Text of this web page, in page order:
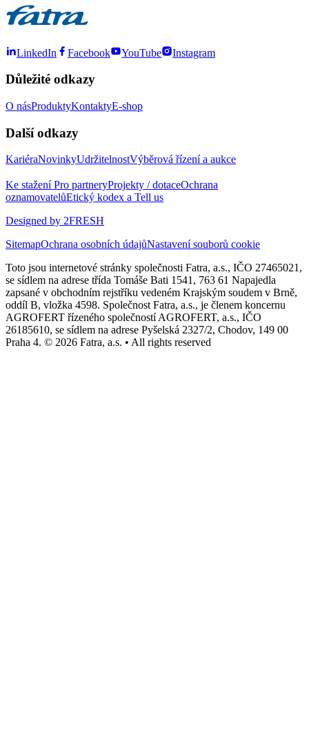
LinkedIn Facebook YouTube Instagram
Důležité odkazy
O násProduktyKontaktyE-shop
Další odkazy
KariéraNovinkyUdržitelnostVýběrová řízení a aukce
Ke staženíPro partneryProjekty / dotaceOchrana
oznamovatelůEtický kodex a Tell us
Designed by 2FRESH
SitemapOchrana osobních údajůNastavení souborů cookie
Toto jsou internetové stránky společnosti Fatra, a.s., IČO 27465021,
se sídlem na adrese třída Tomáše Bati 1541, 763 61 Napajedla
zapsané v obchodním rejstříku vedeném Krajským soudem v Brně,
oddíl B, vložka 4598. Společnost Fatra, a.s., je členem koncernu
AGROFERT řízeného společností AGROFERT, a.s., IČO
26185610, se sídlem na adrese Pyšelská 2327/2, Chodov, 149 00
Praha 4. © 2026 Fatra, a.s. • All rights reserved